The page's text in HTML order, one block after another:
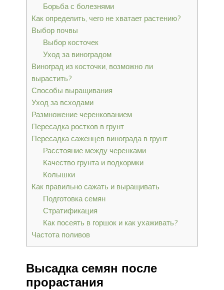
Борьба с болезнями
Как определить, чего не хватает растению?
Выбор почвы
Выбор косточек
Уход за виноградом
Виноград из косточки, возможно ли
вырастить?
Способы выращивания
Уход за всходами
Размножение черенкованием
Пересадка ростков в грунт
Пересадка саженцев винограда в грунт
Расстояние между черенками
Качество грунта и подкормки
Колышки
Как правильно сажать и выращивать
Подготовка семян
Стратификация
Как посеять в горшок и как ухаживать?
Частота поливов
Высадка семян после
прорастания